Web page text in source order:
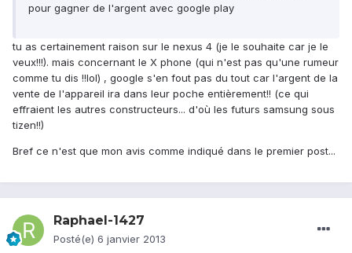
pour gagner de l'argent avec google play
tu as certainement raison sur le nexus 4 (je le souhaite car je le
veux!!!). mais concernant le X phone (qui n'est pas qu'une rumeur
comme tu dis !!lol) , google s'en fout pas du tout car l'argent de la
vente de l'appareil ira dans leur poche entièrement!! (ce qui
effraient les autres constructeurs... d'où les futurs samsung sous
tizen!!)
Bref ce n'est que mon avis comme indiqué dans le premier post...
Raphael-1427
Posté(e) 6 janvier 2013